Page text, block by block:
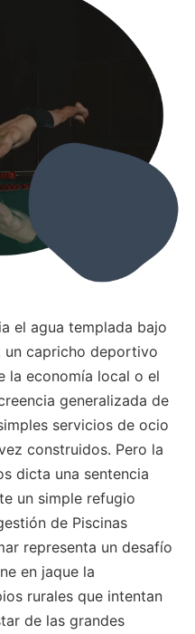
el agua templada bajo
un capricho deportivo
la economía local o el
generalizada de
servicios de ocio
construidos. Pero la
dicta una sentencia
un simple refugio
de Piscinas
representa un desafío
en jaque la
rurales que intentan
de las grandes